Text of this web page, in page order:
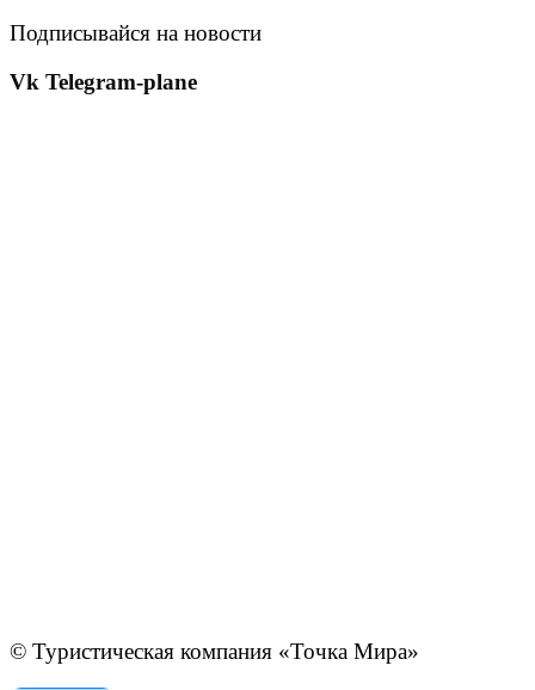
Подписывайся на новости
Vk Telegram-plane
© Туристическая компания «Точка Мира»